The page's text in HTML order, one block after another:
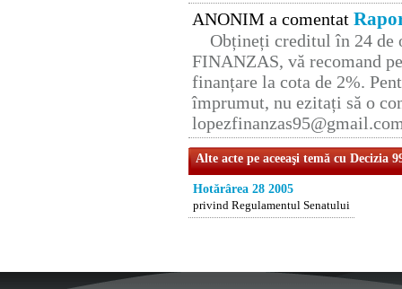
ANONIM a comentat
Obțineți creditul în 24 de
FINANZAS, vă recomand
finanțare la cota de 2%.
împrumut, nu ezitați să o
Alte acte pe aceeaşi temă cu Decizia
Hotărârea 28 2005
privind Regulamentul Senatului